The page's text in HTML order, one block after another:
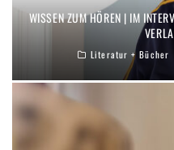
WISSEN ZUM HÖREN | IM
Literatur + Bücher